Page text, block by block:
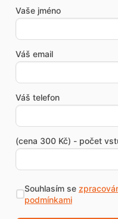
Vaše jméno
Váš email
Váš telefon
(cena 300 Kč) - počet
Souhlasím se
podmínkami